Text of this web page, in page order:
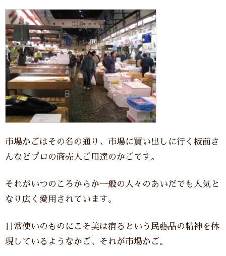
市場かごはその名の通り、市場に買い出しに行く板前さ
んなどプロの商売人ご用達のかごです。
それがいつのころからか一般の人々のあいだでも人気と
なり広く愛用されています。
日常使いのものにこそ美は宿るという民藝品の精神を体
現しているようなかご、それが市場かご。